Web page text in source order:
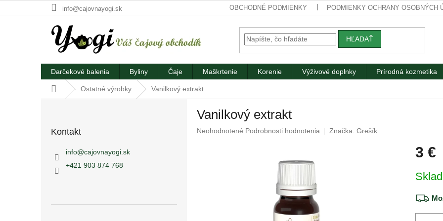
na
info@cajovnayogi.sk OBCHODNÉ PODMIENKY PODMIENKY OCHRANY OSOBNÝCH
HĽADAŤ
Darčekové balenia Byliny Čaje Maškrtenie Korenie Výživové doplnky Prírodná kozmetika
DomovOstatné výrobky Vanilkový extrakt
Kontakt
info@cajovnayogi.sk
+421 903 874 768
Vanilkový extrakt
Priemerné
Neohodnotené Podrobnosti hodnotenia Značka: Grešík
3 €
cena: